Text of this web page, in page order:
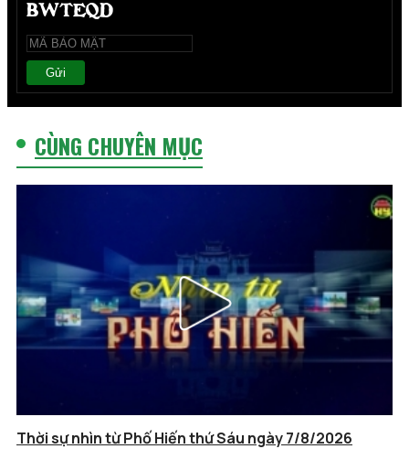
Gửi
CÙNG CHUYÊN MỤC
Thời sự nhìn từ Phố Hiến thứ Sáu ngày 7/8/2026